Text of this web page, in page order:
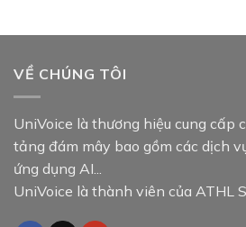
VỀ CHÚNG TÔI
UniVoice là thương hiệu cung cấp
tảng đám mây bao gồm các dịch
ứng dụng AI...
UniVoice là thành viên của ATHL